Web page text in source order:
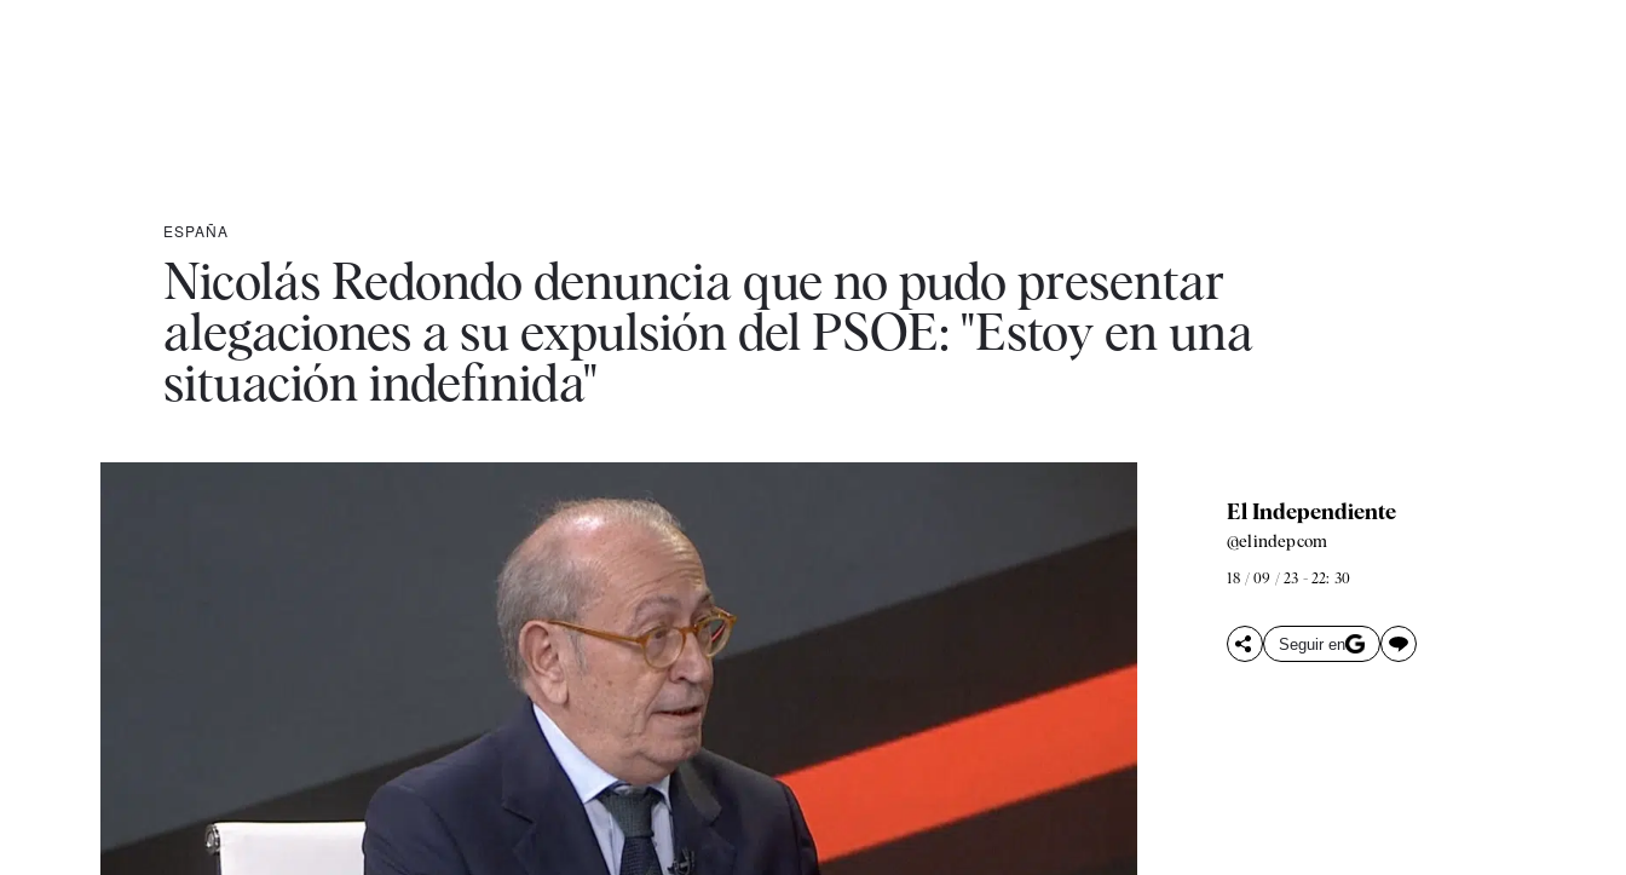
ESPAÑA
Nicolás Redondo denuncia que no pudo presentar
alegaciones a su expulsión del PSOE: "Estoy en una
situación indefinida"
El Independiente
@elindepcom
18 / 09 / 23 - 22: 30
Seguir en